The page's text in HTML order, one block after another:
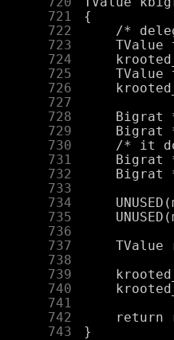
    721
    722
    723
    724
    725
    726
    727
    728
    729
    730
    731
    732
    733
    734
    735
    736
    737
    738
    739
    740
    741
    742
    743